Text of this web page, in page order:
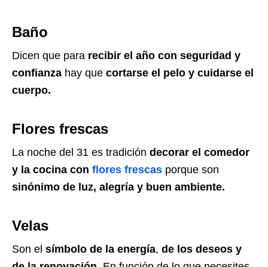
Baño
Dicen que para recibir el año con seguridad y
confianza hay que cortarse el pelo y cuidarse el
cuerpo.
Flores frescas
La noche del 31 es tradición decorar el comedor
y la cocina con flores frescas porque son
sinónimo de luz, alegría y buen ambiente.
Velas
Son el símbolo de la energía, de los deseos y